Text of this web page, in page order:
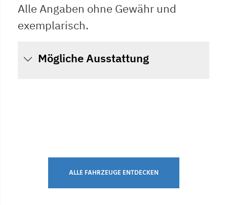
Alle Angaben ohne Gewähr und
exemplarisch.
Mögliche Ausstattung
ALLE FAHRZEUGE ENTDECKEN